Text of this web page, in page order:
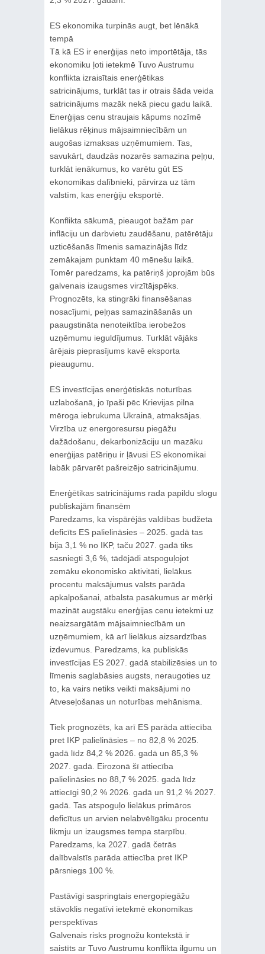
ES ekonomika turpinās augt, bet lēnākā
tempā
Tā kā ES ir enerģijas neto importētāja, tās
ekonomiku ļoti ietekmē Tuvo Austrumu
konflikta izraisītais enerģētikas
satricinājums, turklāt tas ir otrais šāda veida
satricinājums mazāk nekā piecu gadu laikā.
Enerģijas cenu straujais kāpums nozīmē
lielākus rēķinus mājsaimniecībām un
augošas izmaksas uzņēmumiem. Tas,
savukārt, daudzās nozarēs samazina peļņu,
turklāt ienākumus, ko varētu gūt ES
ekonomikas dalībnieki, pārvirza uz tām
valstīm, kas enerģiju eksportē.
Konflikta sākumā, pieaugot bažām par
inflāciju un darbvietu zaudēšanu, patērētāju
uzticēšanās līmenis samazinājās līdz
zemākajam punktam 40 mēnešu laikā.
Tomēr paredzams, ka patēriņš joprojām būs
galvenais izaugsmes virzītājspēks.
Prognozēts, ka stingrāki finansēšanas
nosacījumi, peļņas samazināšanās un
paaugstināta nenoteiktība ierobežos
uzņēmumu ieguldījumus. Turklāt vājāks
ārējais pieprasījums kavē eksporta
pieaugumu.
ES investīcijas enerģētiskās noturības
uzlabošanā, jo īpaši pēc Krievijas pilna
mēroga iebrukuma Ukrainā, atmaksājas.
Virzība uz energoresursu piegāžu
dažādošanu, dekarbonizāciju un mazāku
enerģijas patēriņu ir ļāvusi ES ekonomikai
labāk pārvarēt pašreizējo satricinājumu.
Enerģētikas satricinājums rada papildu slogu
publiskajām finansēm
Paredzams, ka vispārējās valdības budžeta
deficīts ES palielināsies – 2025. gadā tas
bija 3,1 % no IKP, taču 2027. gadā tiks
sasniegti 3,6 %, tādējādi atspoguļojot
zemāku ekonomisko aktivitāti, lielākus
procentu maksājumus valsts parāda
apkalpošanai, atbalsta pasākumus ar mērķi
mazināt augstāku enerģijas cenu ietekmi uz
neaizsargātām mājsaimniecībām un
uzņēmumiem, kā arī lielākus aizsardzības
izdevumus. Paredzams, ka publiskās
investīcijas ES 2027. gadā stabilizēsies un to
līmenis saglabāsies augsts, neraugoties uz
to, ka vairs netiks veikti maksājumi no
Atveseļošanas un noturības mehānisma.
Tiek prognozēts, ka arī ES parāda attiecība
pret IKP palielināsies – no 82,8 % 2025.
gadā līdz 84,2 % 2026. gadā un 85,3 %
2027. gadā. Eirozonā šī attiecība
palielināsies no 88,7 % 2025. gadā līdz
attiecīgi 90,2 % 2026. gadā un 91,2 % 2027.
gadā. Tas atspoguļo lielākus primāros
deficītus un arvien nelabvēlīgāku procentu
likmju un izaugsmes tempa starpību.
Paredzams, ka 2027. gadā četrās
dalībvalstīs parāda attiecība pret IKP
pārsniegs 100 %.
Pastāvīgi saspringtais energopiegāžu
stāvoklis negatīvi ietekmē ekonomikas
perspektīvas
Galvenais risks prognožu kontekstā ir
saistīts ar Tuvo Austrumu konflikta ilgumu un